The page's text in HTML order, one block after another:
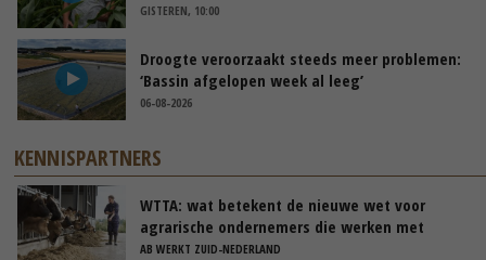
GISTEREN, 10:00
Droogte veroorzaakt steeds meer problemen:
‘Bassin afgelopen week al leeg’
06-08-2026
KENNISPARTNERS
WTTA: wat betekent de nieuwe wet voor
agrarische ondernemers die werken met
uitzendkrachten?
AB WERKT ZUID-NEDERLAND